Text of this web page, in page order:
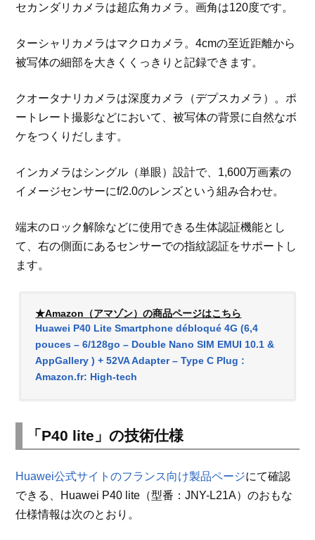
セカンダリカメラは超広角カメラ。画角は120度です。
ターシャリカメラはマクロカメラ。4cmの至近距離から
被写体の細部を大きくくっきりと記録できます。
クオータナリカメラは深度カメラ（デプスカメラ）。ポ
ートレート撮影などにおいて、被写体の背景に自然なボ
ケをつくりだします。
インカメラはシングル（単眼）設計で、1,600万画素の
イメージセンサーにf/2.0のレンズという組み合わせ。
端末のロック解除などに使用できる生体認証機能とし
て、右の側面にあるセンサーでの指紋認証をサポートし
ます。
★Amazon（アマゾン）の商品ページはこちら
Huawei P40 Lite Smartphone débloqué 4G (6,4
pouces – 6/128go – Double Nano SIM EMUI 10.1 &
AppGallery ) + 52VA Adapter – Type C Plug :
Amazon.fr: High-tech
「P40 lite」の技術仕様
Huawei公式サイトのフランス向け製品ページにて確認
できる、Huawei P40 lite（型番：JNY-L21A）のおもな
仕様情報は次のとおり。